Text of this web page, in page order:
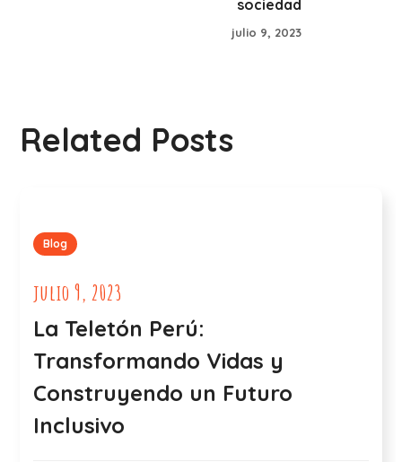
sociedad
julio 9, 2023
Related Posts
Blog
julio 9, 2023
La Teletón Perú:
Transformando Vidas y
Construyendo un Futuro
Inclusivo